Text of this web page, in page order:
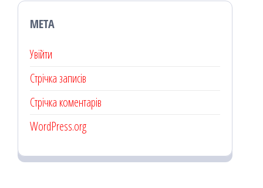
МЕТА
Увійти
Стрічка записів
Стрічка коментарів
WordPress.org